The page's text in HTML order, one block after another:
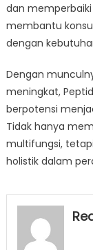
dan
membantu
dengan
Dengan
meningkat,
berpotensi
Tidak hanya
multifungsi,
holistik dalam